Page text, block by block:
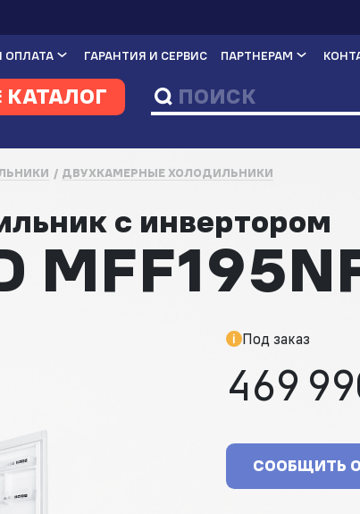
ОПЛАТА ГАРАНТИЯ И СЕРВИС ПАРТНЕРАМ
КАТАЛОГ
ДВУХКАМЕРНЫЕ ХОЛОДИЛЬНИКИ
с инвертором
Под заказ
469
СООБЩИТЬ